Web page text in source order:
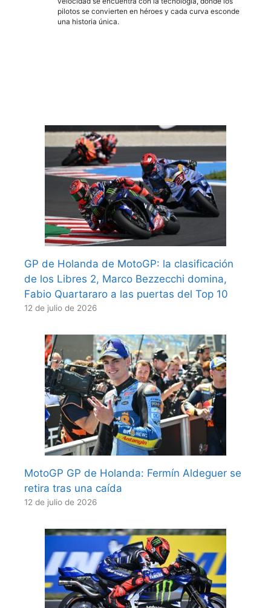
pilotos se convierten en héroes y cada curva esconde
una historia única.
GP de Holanda de MotoGP: la clasificación
de los Libres 2, Marco Bezzecchi domina,
Fabio Quartararo a las puertas del Top 10
12 de julio de 2026
MotoGP GP de Holanda: Fermín Aldeguer se
retira tras una caída
12 de julio de 2026